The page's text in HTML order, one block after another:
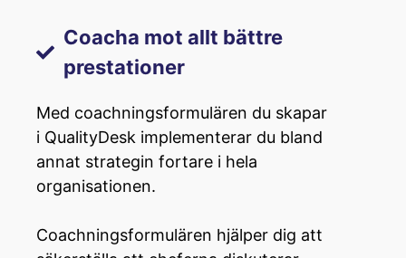
Coacha mot allt bättre
prestationer
Med coachningsformulären du skapar
i QualityDesk implementerar du bland
annat strategin fortare i hela
organisationen.
Coachningsformulären hjälper dig att